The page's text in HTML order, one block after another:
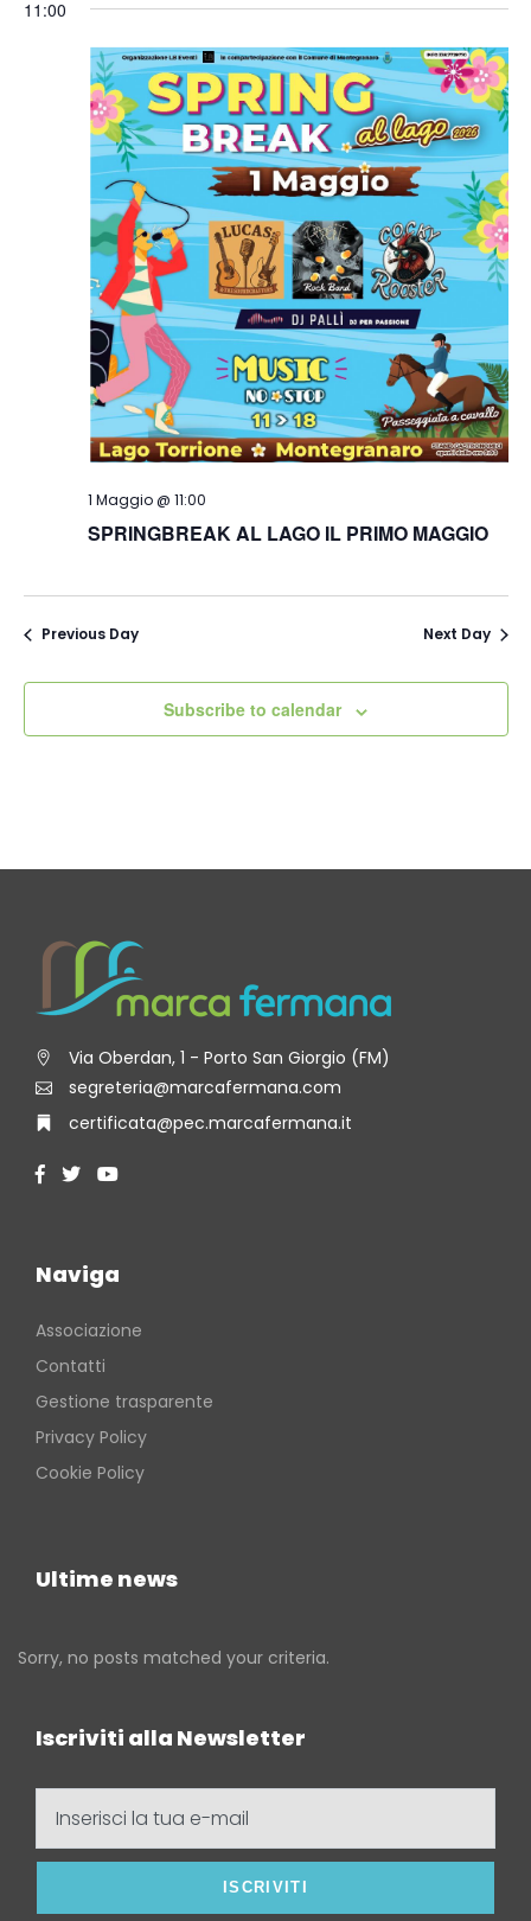
11:00
1 Maggio @ 11:00
SPRINGBREAK AL LAGO IL PRIMO MAGGIO
Previous Day Next Day
Subscribe to calendar
Via Oberdan, 1 - Porto San Giorgio (FM)
segreteria@marcafermana.com
certificata@pec.marcafermana.it
Naviga
Associazione
Contatti
Gestione trasparente
Privacy Policy
Cookie Policy
Ultime news
Sorry, no posts matched your criteria.
Iscriviti alla Newsletter
tua
mail